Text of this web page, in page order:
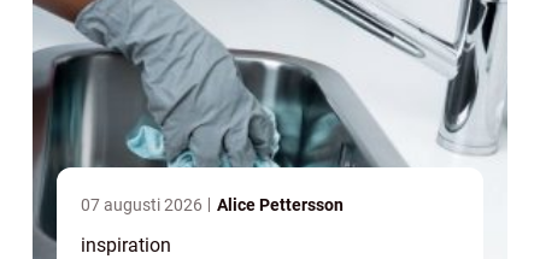
07 augusti 2026 Alice Pettersson
inspiration